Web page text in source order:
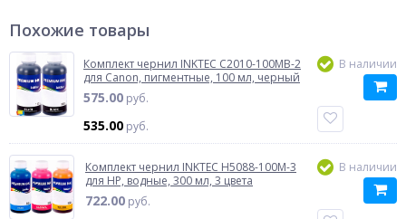
Похожие товары
Комплект чернил INKTEC C2010-100MB-2
для Canon, пигментные, 100 мл, черный
575.00 руб.
535.00 руб.
В наличии
Комплект чернил INKTEC H5088-100M-3
для HP, водные, 300 мл, 3 цвета
722.00 руб.
В наличии